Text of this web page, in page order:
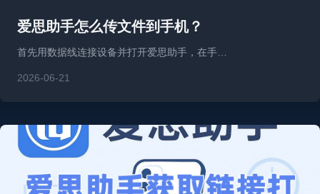
爱思助手怎么传文件到手机？
首先用数据线连接设备并打开爱思助手，在手…
2026-06-21